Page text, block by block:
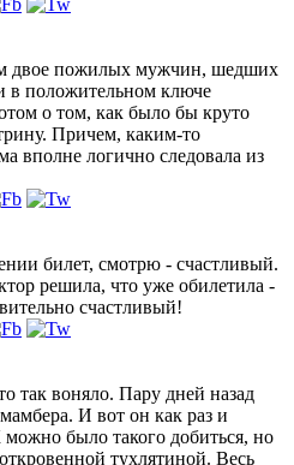
двое пожилых мужчин, шедших
в положительном ключе
о том, как было бы круто
Причем, каким-то
вполне логично следовала из
билет, смотрю - счастливый.
решила, что уже обилетила -
счастливый!
так воняло. Пару дней назад
И вот он как раз и
было такого добиться, но
тухлятиной. Весь